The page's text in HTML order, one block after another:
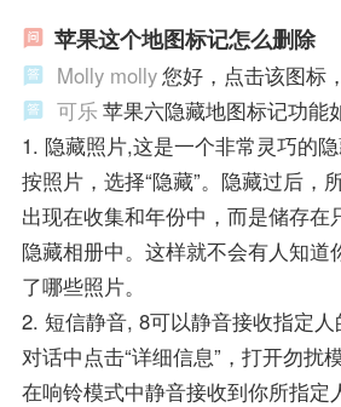
苹果这个地图标记怎么删除
Molly molly您好，点击该图标
可乐 苹果六隐藏地图标记功能
1. 隐藏照片,这是一个非常灵巧的
按照片，选择“隐藏”。隐藏过后，
出现在收集和年份中，而是储存在
隐藏相册中。这样就不会有人知道
了哪些照片。
2. 短信静音, 8可以静音接收指定
对话中点击“详细信息”，打开勿扰
在响铃模式中静音接收到你所指定